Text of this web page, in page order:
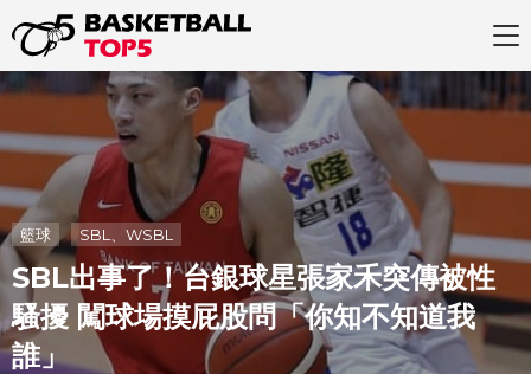
籃球 SBL、WSBL
SBL出事了！台銀球星張家禾突傳被性
騷擾 闖球場摸屁股問「你知不知道我
誰」